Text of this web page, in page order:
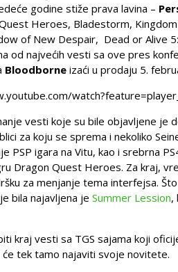
godine stiže prava lavina –
Heroes, Bladestorm,
of New Despair, Dead or Alive
od najvećih vesti sa ove pres
Bloodborne izaći u prodaju 5.
vesti koje su bile objavljene je
za koju se sprema i nekoliko
PSP igara na Vitu, kao i srebrna
Dragon Quest Heroes. Za kraj,
za menjanje tema interfejsa.
bila najavljena je Summer Lession,
kraj vesti sa TGS sajama koji
tek tamo najaviti svoje novitete.